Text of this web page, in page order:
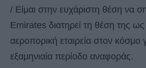
/ Είμαι στην ευχάριστη θέση να
Emirates διατηρεί τη θέση της
αεροπορική εταιρεία στον κόσμο
εξαμηνιαία περίοδο αναφοράς.